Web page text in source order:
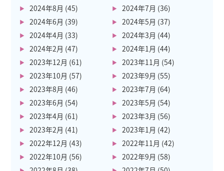
2024年8月 (45) 2024年7月 (36)
2024年6月 (39) 2024年5月 (37)
2024年4月 (33) 2024年3月 (44)
2024年2月 (47) 2024年1月 (44)
2023年12月 (61) 2023年11月 (54)
2023年10月 (57) 2023年9月 (55)
2023年8月 (46) 2023年7月 (64)
2023年6月 (54) 2023年5月 (54)
2023年4月 (61) 2023年3月 (56)
2023年2月 (41) 2023年1月 (42)
2022年12月 (43) 2022年11月 (42)
2022年10月 (56) 2022年9月 (58)